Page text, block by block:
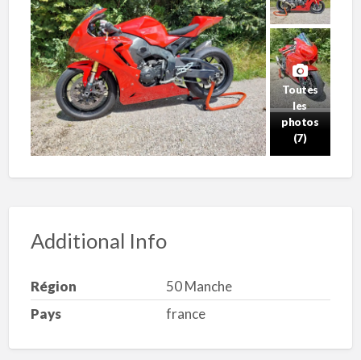
Toutes
les
photos
(7)
Additional Info
Région
50 Manche
Pays
france